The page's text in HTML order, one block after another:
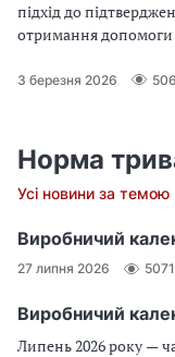
підхід до
отримання допомоги
лікарняний лист,
терміни виплати
якщо зіпсований
виплачує лікарняні
заповнення
3 березня 2026
Норма
Усі новини за темою
Виробничий
27 липня 2026 5071
Виробничий
Липень 2026 року —